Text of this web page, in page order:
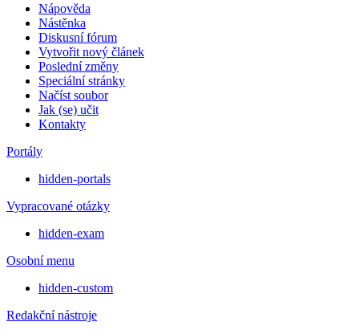
Nápověda
Nástěnka
Diskusní fórum
Vytvořit nový článek
Poslední změny
Speciální stránky
Načíst soubor
Jak (se) učit
Kontakty
Portály
hidden-portals
Vypracované otázky
hidden-exam
Osobní menu
hidden-custom
Redakční nástroje